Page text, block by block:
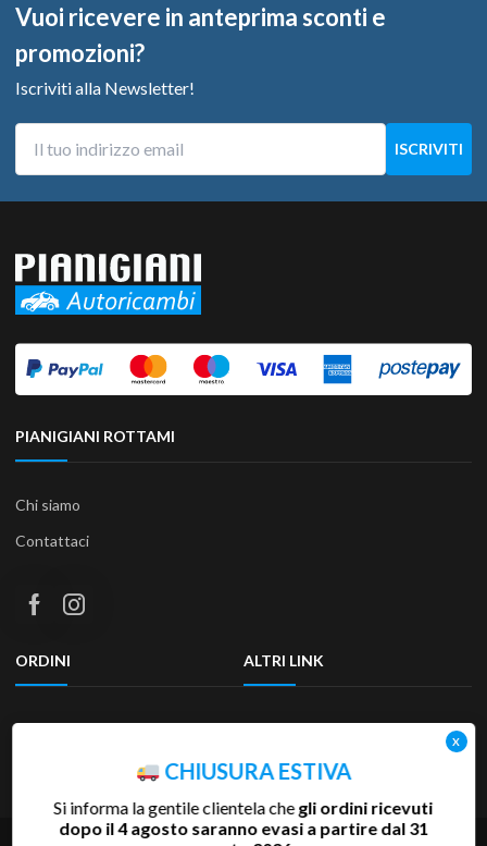
Vuoi ricevere in anteprima sconti e
promozioni?
Iscriviti alla Newsletter!
PIANIGIANI ROTTAMI
Chi siamo
Contattaci
ORDINI
Termini e condizioni
ALTRI LINK
Privacy Policy
Accessibilità
CHIUSURA ESTIVA
Si informa la gentile clientela chegli ordini ricevuti
dopo il 4 agosto saranno evasi a partire dal 31